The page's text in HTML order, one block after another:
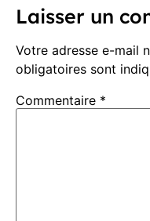
Laisser un
Votre adresse e-mail
obligatoires sont
Commentaire *